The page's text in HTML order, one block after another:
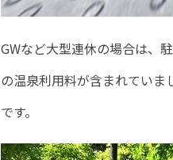
GWなど大型連休の場合は、
の温泉利用料が含まれてい
です。